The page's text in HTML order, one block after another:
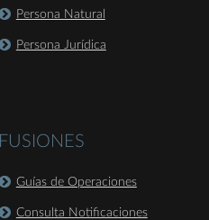
Persona Natural
Persona Jurídica
FUSIONES
Guías de Operaciones
Consulta Notificaciones